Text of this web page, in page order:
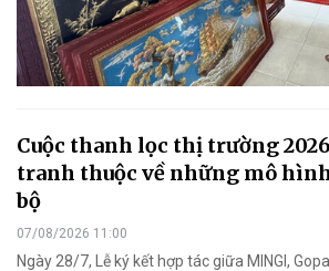
Cuộc thanh lọc thị trường
tranh thuộc về những mô
bộ
07/08/2026 11:00
Ngày 28/7, Lễ ký kết hợp tác giữa MINGI,